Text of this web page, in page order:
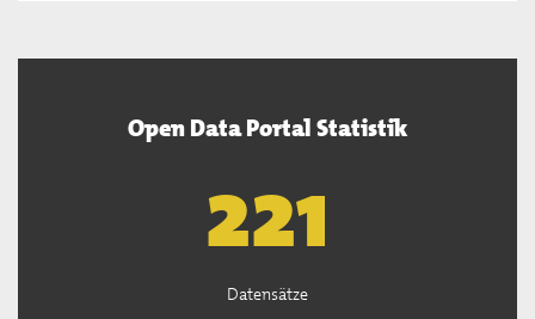
Open Data Portal Statistik
222
Datensätze